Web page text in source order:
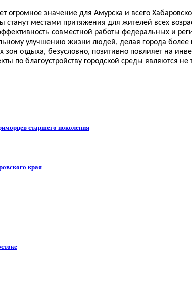
значение для Амурска и всего
местами притяжения для жителей всех
совместной работы федеральных и
улучшению жизни людей, делая города
отдыха, безусловно, позитивно повлияет на
по благоустройству городской среды являются
старшего поколения
края